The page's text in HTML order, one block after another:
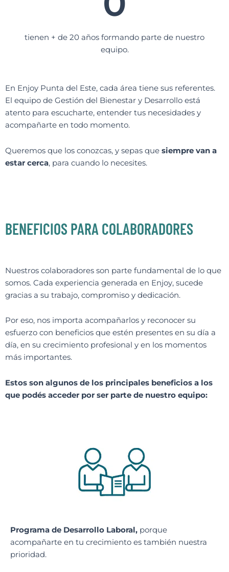
tienen + de 20 años formando parte de nuestro
equipo.
En Enjoy Punta del Este, cada área tiene sus referentes.
El equipo de Gestión del Bienestar y Desarrollo está
atento para escucharte, entender tus necesidades y
acompañarte en todo momento.
Queremos que los conozcas, y sepas que siempre van a
estar cerca, para cuando lo necesites.
BENEFICIOS PARA COLABORADORES
Nuestros colaboradores son parte fundamental de lo que
somos. Cada experiencia generada en Enjoy, sucede
gracias a su trabajo, compromiso y dedicación.
Por eso, nos importa acompañarlos y reconocer su
esfuerzo con beneficios que estén presentes en su día a
día, en su crecimiento profesional y en los momentos
más importantes.
Estos son algunos de los principales beneficios a los
que podés acceder por ser parte de nuestro equipo:
Programa de Desarrollo Laboral , porque
acompañarte en tu crecimiento es también nuestra
prioridad.